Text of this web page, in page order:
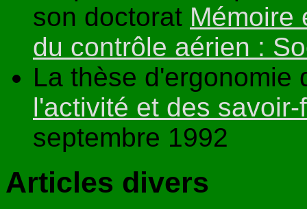
son doctorat Mémoire
du contrôle aérien :
La thèse d'ergonomie
l'activité et des
septembre 1992
Articles divers